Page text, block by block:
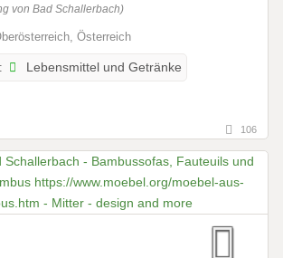
von Bad Schallerbach)
Österreich
Lebensmittel und Getränke
106